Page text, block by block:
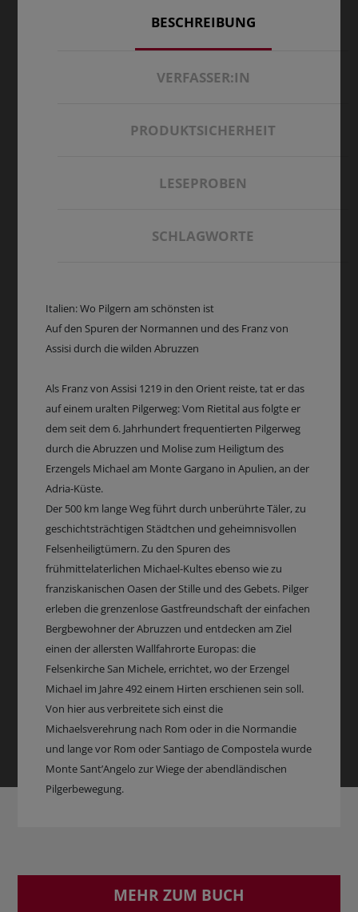
BESCHREIBUNG
VERFASSER:IN
PRODUKTSICHERHEIT
LESEPROBEN
SCHLAGWORTE
Italien: Wo Pilgern am schönsten ist
Auf den Spuren der Normannen und des Franz von
Assisi durch die wilden Abruzzen
Als Franz von Assisi 1219 in den Orient reiste, tat er das
auf einem uralten Pilgerweg: Vom Rietital aus folgte er
dem seit dem 6. Jahrhundert frequentierten Pilgerweg
durch die Abruzzen und Molise zum Heiligtum des
Erzengels Michael am Monte Gargano in Apulien, an der
Adria-Küste.
Der 500 km lange Weg führt durch unberührte Täler, zu
geschichtsträchtigen Städtchen und geheimnisvollen
Felsenheiligtümern. Zu den Spuren des
frühmittelaterlichen Michael-Kultes ebenso wie zu
franziskanischen Oasen der Stille und des Gebets. Pilger
erleben die grenzenlose Gastfreundschaft der einfachen
Bergbewohner der Abruzzen und entdecken am Ziel
einen der allersten Wallfahrorte Europas: die
Felsenkirche San Michele, errichtet, wo der Erzengel
Michael im Jahre 492 einem Hirten erschienen sein soll.
Von hier aus verbreitete sich einst die
Michaelsverehrung nach Rom oder in die Normandie
und lange vor Rom oder Santiago de Compostela wurde
Monte Sant’Angelo zur Wiege der abendländischen
Pilgerbewegung.
MEHR ZUM BUCH